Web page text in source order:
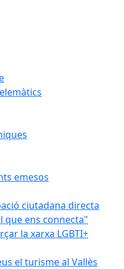
emesos
ciutadana directa
que ens connecta"
la xarxa LGBTI+
el turisme al Vallès